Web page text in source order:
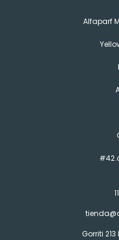
Alfaparf
Gorriti